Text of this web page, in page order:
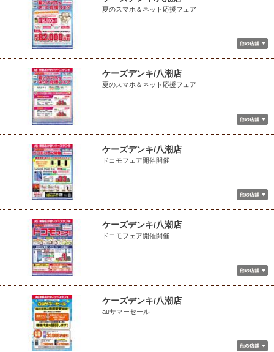
夏のスマホ＆ネット応援フェア
ケーズデンキ/八潮店
夏のスマホ＆ネット応援フェア
ケーズデンキ/八潮店
ドコモフェア開催開催
ケーズデンキ/八潮店
ドコモフェア開催開催
ケーズデンキ/八潮店
auサマーセール